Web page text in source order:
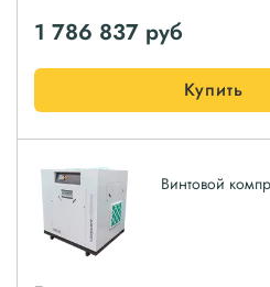
1 786 837 руб
Купить
Винтовой